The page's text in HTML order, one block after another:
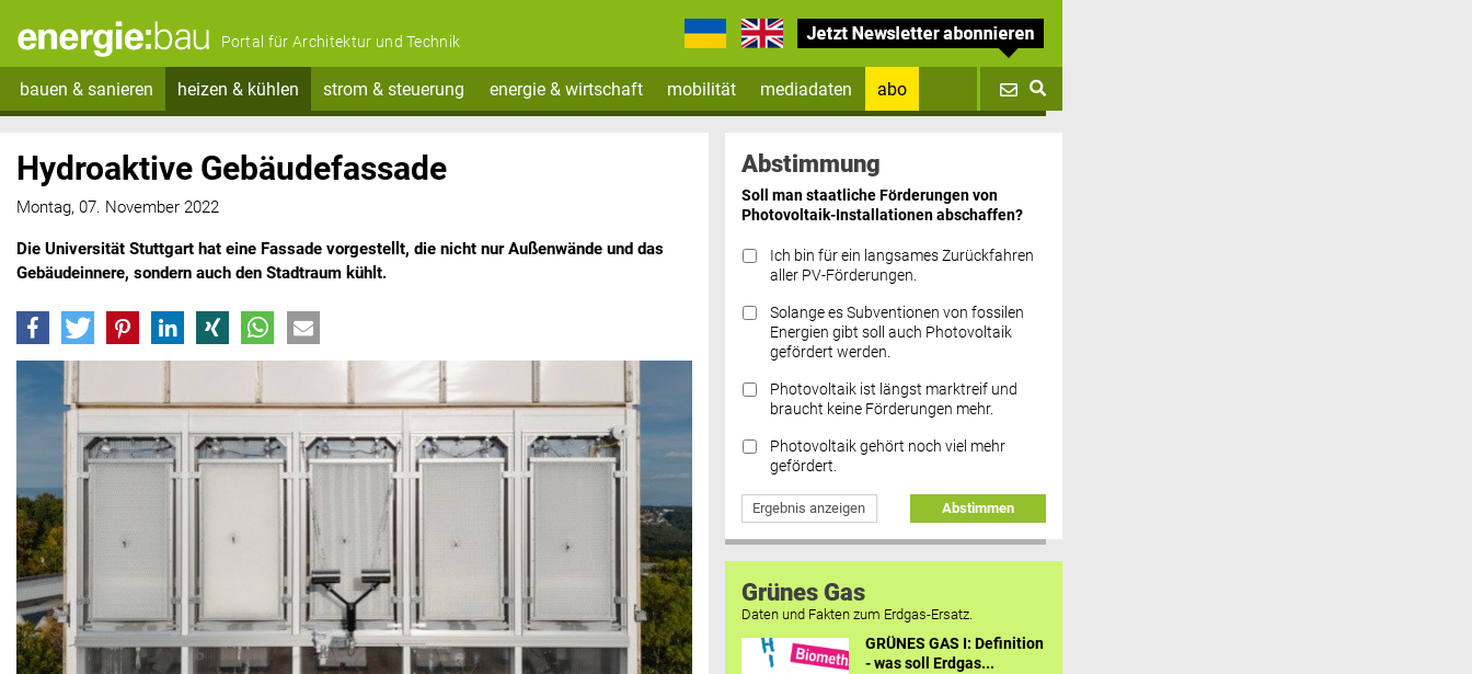
Portal für Architektur und Technik
bauen & sanieren heizen & kühlen strom & steuerung energie & wirtschaft mobilität mediadaten
abo
Datenschutz FAQs
Hydroaktive Gebäudefassade
Montag, 07. November 2022
Die Universität Stuttgart hat eine Fassade vorgestellt, die nicht nur Außenwände und das
Gebäudeinnere, sondern auch den Stadtraum kühlt.
Abstimmung
Soll man staatliche Förderungen von
Photovoltaik-Installationen abschaffen?
Ich bin für ein langsames Zurückfahren
aller PV-Förderungen.
Solange es Subventionen von fossilen
Energien gibt soll auch Photovoltaik
gefördert werden.
Photovoltaik ist längst marktreif und
braucht keine Förderungen mehr.
Photovoltaik gehört noch viel mehr
gefördert.
Ergebnis anzeigen Abstimmen
Grünes Gas
Daten und Fakten zum Erdgas-Ersatz.
GRÜNES GAS I: Definition
- was soll Erdgas...